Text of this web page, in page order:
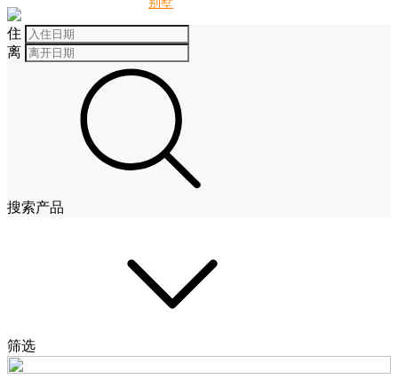
住
离
搜索产品
筛选